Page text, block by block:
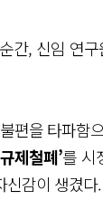
간, 신임 연
편을 타파함
제철폐’를 시
신감이 생겼다.